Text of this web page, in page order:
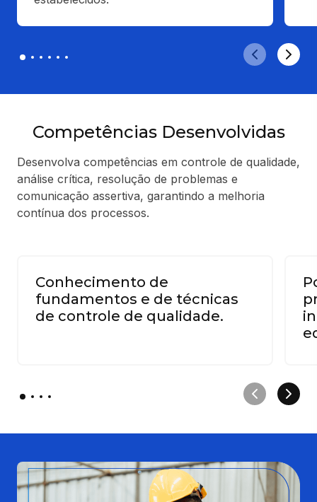
Competências Desenvolvidas
Desenvolva competências em controle de qualidade,
análise crítica, resolução de problemas e
comunicação assertiva, garantindo a melhoria
contínua dos processos.
Conhecimento de
fundamentos e de técnicas
de controle de qualidade.